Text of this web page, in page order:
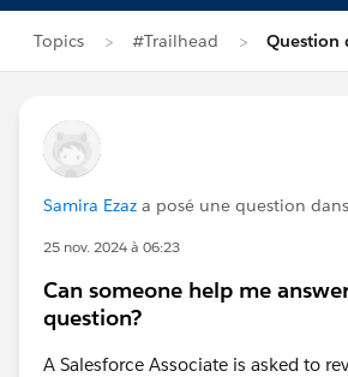
Topics #Trailhead Question
Samira Ezaz a posé une question dans
25 nov. 2024 à 06:23
Can someone help me
question?
A Salesforce Associate is asked to